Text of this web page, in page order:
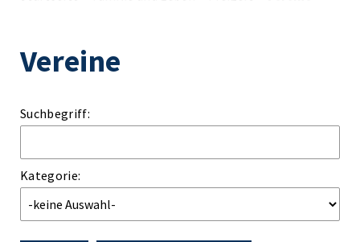
Vereine
Suchbegriff:
Kategorie: